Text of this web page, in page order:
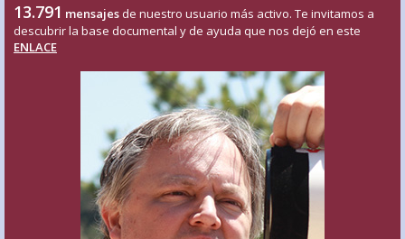
13.791 mensajes de nuestro usuario más activo. Te invitamos a
descubrir la base documental y de ayuda que nos dejó en este
ENLACE